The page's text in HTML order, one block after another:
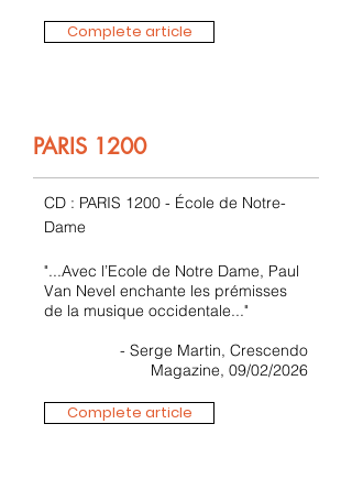
Complete article
PARIS 1200
CD : PARIS 1200 - École de Notre-
Dame
"...Avec l’Ecole de Notre Dame, Paul
Van Nevel enchante les prémisses
de la musique occidentale..."
- Serge Martin, Crescendo
Magazine, 09/02/2026
Complete article